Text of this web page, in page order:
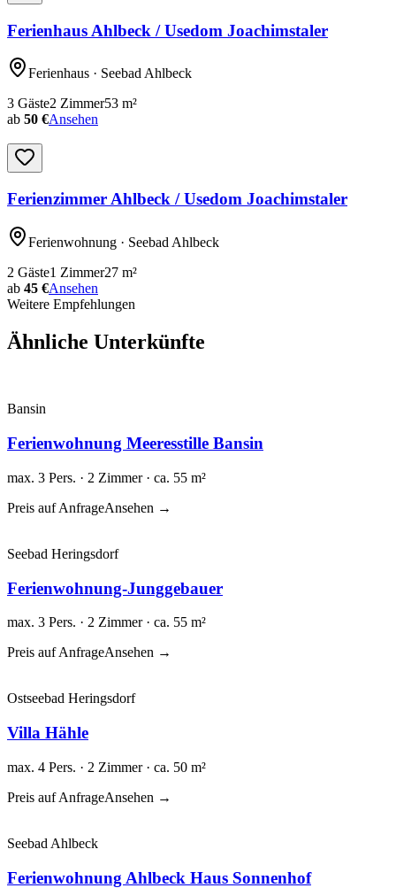
Ferienhaus Ahlbeck / Usedom Joachimstaler
Ferienhaus · Seebad Ahlbeck
3 Gäste2 Zimmer53 m²
ab 50 €Ansehen
Ferienzimmer Ahlbeck / Usedom Joachimstaler
Ferienwohnung · Seebad Ahlbeck
2 Gäste1 Zimmer27 m²
ab 45 €Ansehen
Weitere Empfehlungen
Ähnliche Unterkünfte
Bansin
Ferienwohnung Meeresstille Bansin
max. 3 Pers. · 2 Zimmer · ca. 55 m²
Preis auf AnfrageAnsehen →
Seebad Heringsdorf
Ferienwohnung-Junggebauer
max. 3 Pers. · 2 Zimmer · ca. 55 m²
Preis auf AnfrageAnsehen →
Ostseebad Heringsdorf
Villa Hähle
max. 4 Pers. · 2 Zimmer · ca. 50 m²
Preis auf AnfrageAnsehen →
Seebad Ahlbeck
Ferienwohnung Ahlbeck Haus Sonnenhof